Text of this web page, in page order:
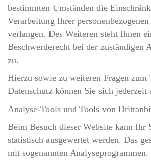
bestimmten Umständen die
Verarbeitung Ihrer
verlangen. Des Weiteren steht Ihnen
Beschwerderecht bei der zuständigen
zu.
Hierzu sowie zu weiteren Fragen zum
Datenschutz können Sie sich jederzeit
Analyse-Tools und Tools von
Beim Besuch dieser Website kann Ihr
statistisch ausgewertet werden. Das
mit sogenannten Analyseprogrammen.